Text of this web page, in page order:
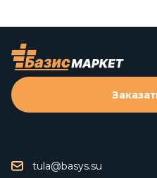
tula@basys.su